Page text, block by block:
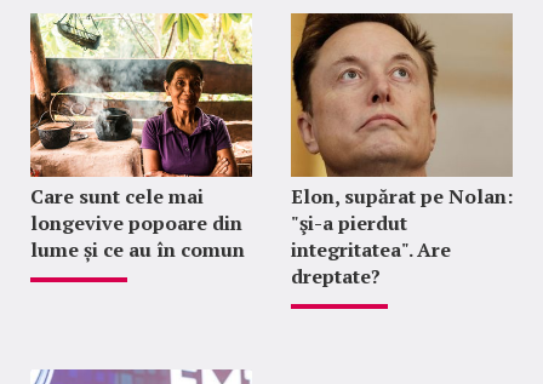
Care sunt cele mai
longevive popoare din
lume și ce au în comun
Elon, supărat pe Nolan:
"şi-a pierdut
integritatea". Are
dreptate?